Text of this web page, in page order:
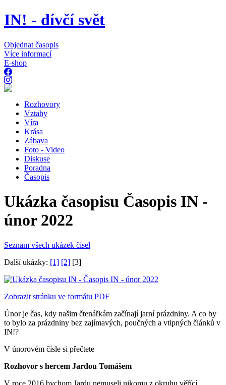
IN! - dívčí svět
Objednat časopis
Více informací
E-shop
Rozhovory
Vztahy
Víra
Krása
Zábava
Foto - Video
Diskuse
Poradna
Časopis
Ukázka časopisu Časopis IN -
únor 2022
Seznam všech ukázek čísel
Další ukázky: [1] [2] [3]
Zobrazit stránku ve formátu PDF
Únor je čas, kdy našim čtenářkám začínají jarní prázdniny. A co by
to bylo za prázdniny bez zajímavých, poučných a vtipných článků v
IN!?
V únorovém čísle si přečtete
Rozhovor s hercem Jardou Tomášem
V roce 2016 bychom Jardu nemuseli nikomu z okruhu věřící